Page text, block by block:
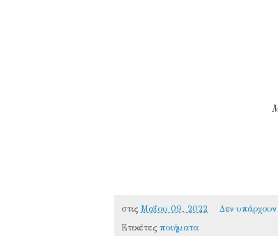
στις Μαΐου 09, 2022
Δεν υπάρχουν
Ετικέτες ποιήματα